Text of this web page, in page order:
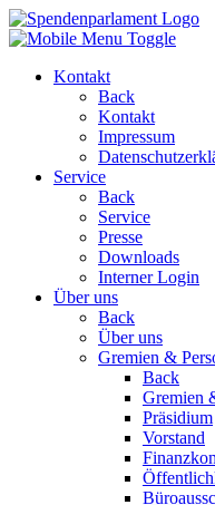
Kontakt
Back
Kontakt
Impressum
Service
Back
Service
Presse
Downloads
Interner Login
Über uns
Back
Über uns
Gremien &
Back
Gremien
Präsidium
Vorstand